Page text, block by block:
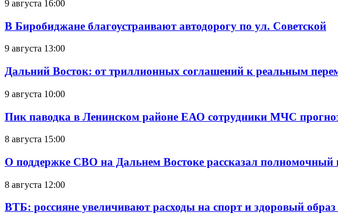
9 августа 16:00
В Биробиджане благоустраивают автодорогу по ул. Советской
9 августа 13:00
Дальний Восток: от триллионных соглашений к реальным
9 августа 10:00
Пик паводка в Ленинском районе ЕАО сотрудники МЧС
8 августа 15:00
О поддержке СВО на Дальнем Востоке рассказал
8 августа 12:00
ВТБ: россияне увеличивают расходы на спорт и здоровый